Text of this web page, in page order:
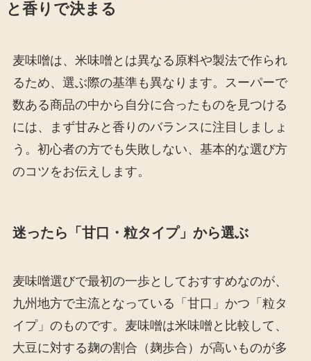
と香りで決まる
麦味噌は、米味噌とは異なる原料や製法で作られ
るため、選ぶ際の基準も異なります。スーパーで
数ある商品の中から自分に合ったものを見つける
には、まず甘みと香りのバランスに注目しましょ
う。初心者の方でも失敗しない、基本的な選び方
のコツをお伝えします。
迷ったら「甘口・粒タイプ」から選ぶ
麦味噌選びで最初の一歩としておすすめなのが、
九州地方で主流となっている「甘口」かつ「粒タ
イプ」のものです。麦味噌は米味噌と比較して、
大豆に対する麹の割合（麹歩合）が高いものが多